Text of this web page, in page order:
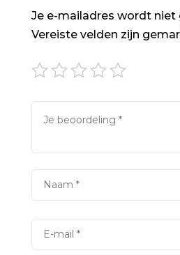
Je e-mailadres wordt niet
Vereiste velden zijn